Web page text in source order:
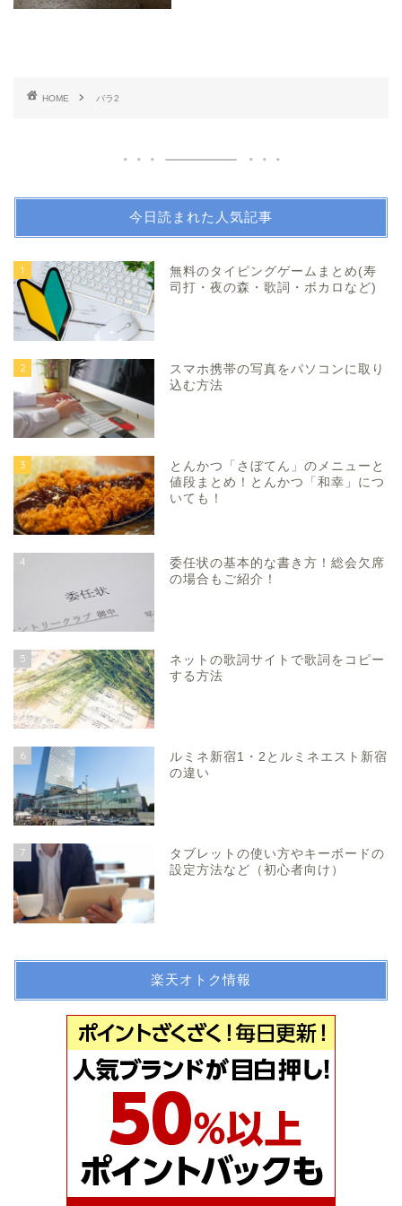
HOME バラ2
今日読まれた人気記事
1
無料のタイピングゲームまとめ(寿
司打・夜の森・歌詞・ボカロなど)
2
スマホ携帯の写真をパソコンに取り
込む方法
3
とんかつ「さぼてん」のメニューと
値段まとめ！とんかつ「和幸」につ
いても！
4
委任状の基本的な書き方！総会欠席
の場合もご紹介！
5
ネットの歌詞サイトで歌詞をコピー
する方法
6
ルミネ新宿1・2とルミネエスト新宿
の違い
7
タブレットの使い方やキーボードの
設定方法など（初心者向け）
楽天オトク情報